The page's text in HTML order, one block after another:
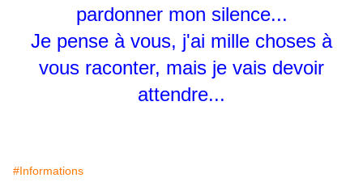
pardonner mon silence...
Je pense à vous, j'ai mille choses à
vous raconter, mais je vais devoir
attendre...
#Informations